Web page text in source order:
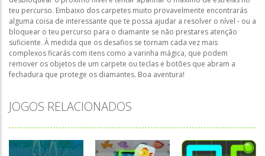
teu percurso. Embaixo dos carpetes muito provavelmente encontrarás
alguma coisa de interessante que te possa ajudar a resolver o nível - ou a
bloquear o teu percurso para o diamante se não prestares atenção
suficiente. À medida que os desafios se tornam cada vez mais
complexos ficarás com itens como a varinha mágica, que podem
remover os objetos de um carpete ou teclas e botões que abram a
fechadura que protege os diamantes. Boa aventura!
JOGOS RELACIONADOS